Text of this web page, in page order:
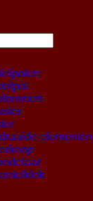
elementen